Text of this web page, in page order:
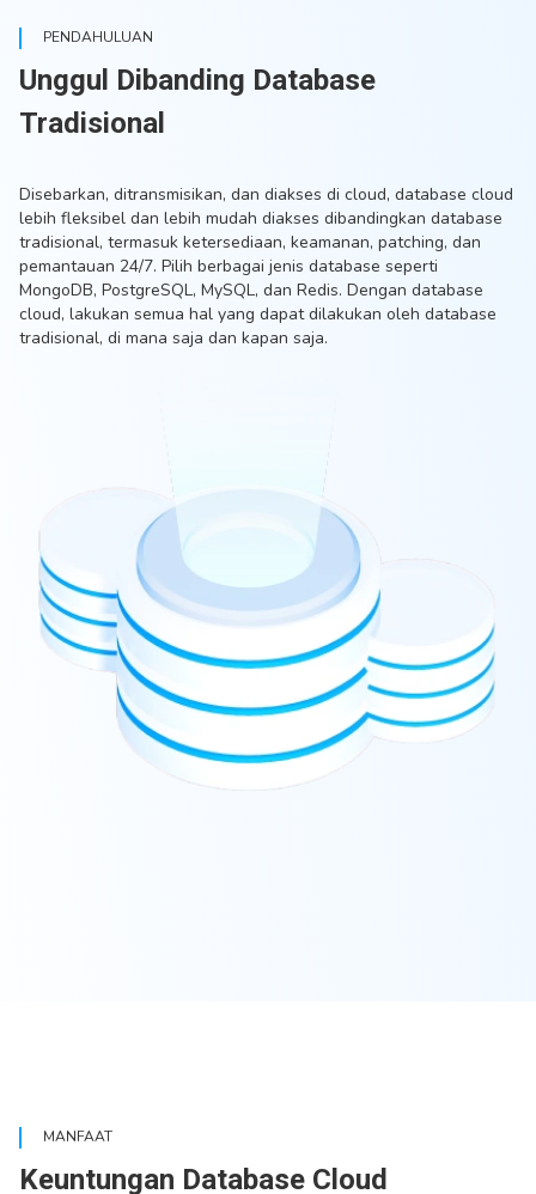
PENDAHULUAN
Unggul Dibanding Database
Tradisional
Disebarkan, ditransmisikan, dan diakses di cloud, database cloud
lebih fleksibel dan lebih mudah diakses dibandingkan database
tradisional, termasuk ketersediaan, keamanan, patching, dan
pemantauan 24/7. Pilih berbagai jenis database seperti
MongoDB, PostgreSQL, MySQL, dan Redis. Dengan database
cloud, lakukan semua hal yang dapat dilakukan oleh database
tradisional, di mana saja dan kapan saja.
MANFAAT
Keuntungan Database Cloud